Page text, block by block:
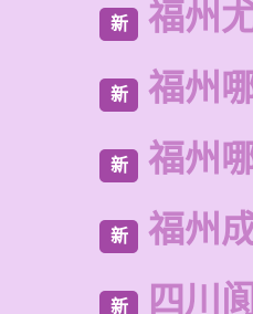
新 福州
新 福州
新 福州
新 福州
新 四川